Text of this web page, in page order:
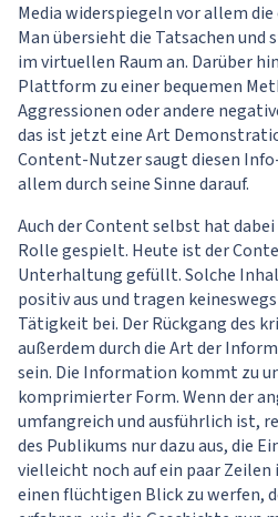
Media widerspiegeln vor allem
Man übersieht die Tatsachen
im virtuellen Raum an. Darüber
Plattform zu einer bequemen
Aggressionen oder andere
das ist jetzt eine Art
Content-Nutzer saugt diesen
allem durch seine Sinne darauf.
Auch der Content selbst hat
Rolle gespielt. Heute ist der
Unterhaltung gefüllt. Solche
positiv aus und tragen
Tätigkeit bei. Der Rückgang des
außerdem durch die Art der
sein. Die Information kommt zu
komprimierter Form. Wenn der
umfangreich und ausführlich ist,
des Publikums nur dazu aus, die
vielleicht noch auf ein paar Zeilen
einen flüchtigen Blick zu werfen,